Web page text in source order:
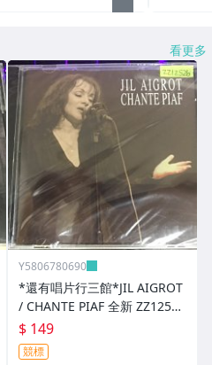
看更多
Y5806780690
*還有唱片行三館*JIL AIGROT
/ CHANTE PIAF 全新 ZZ12526
(競標)
$ 149
競標